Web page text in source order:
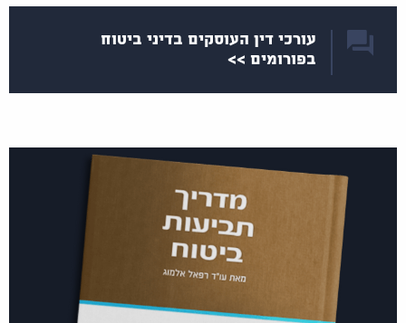
עורכי דין העוסקים בדיני ביטוח
בפורומים >>